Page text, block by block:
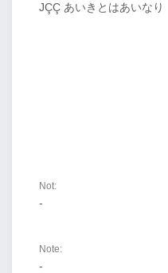
JÇÇ あいきとはあいなり
Not:
-
Note:
-